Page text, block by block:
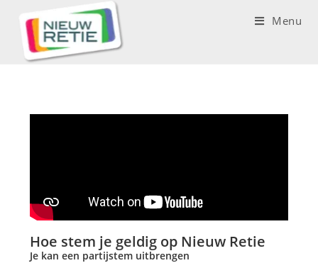
Menu
Hoe stem je geldig op Nieuw Retie
Je kan een partijstem uitbrengen